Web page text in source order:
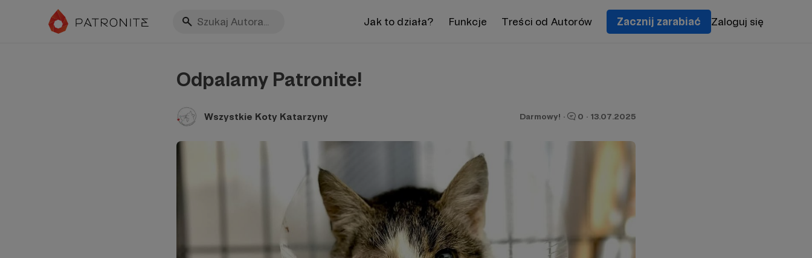
Jak to działa? Funkcje Treści od Autorów Zacznij zarabiać Zaloguj się
Odpalamy Patronite!
Wszystkie Koty Katarzyny Darmowy! · 0 · 13.07.2025